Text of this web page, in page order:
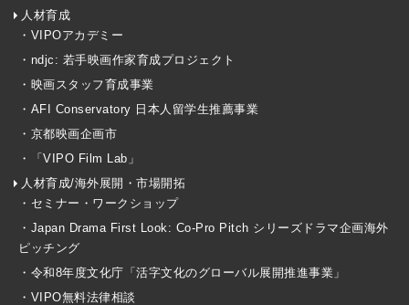
人材育成
・VIPOアカデミー
・ndjc: 若手映画作家育成プロジェクト
・映画スタッフ育成事業
・AFI Conservatory 日本人留学生推薦事業
・京都映画企画市
・「VIPO Film Lab」
人材育成/海外展開・市場開拓
・セミナー・ワークショップ
・Japan Drama First Look: Co-Pro Pitch シリーズドラマ企画海外
ピッチング
・令和8年度文化庁「活字文化のグローバル展開推進事業」
・VIPO無料法律相談